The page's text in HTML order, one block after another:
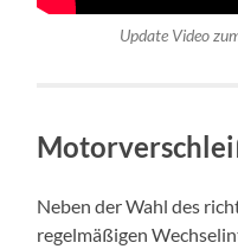
Update Video
Neben der Wahl des
regelmäßigen